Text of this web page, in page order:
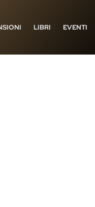
LIBRI EVENTI